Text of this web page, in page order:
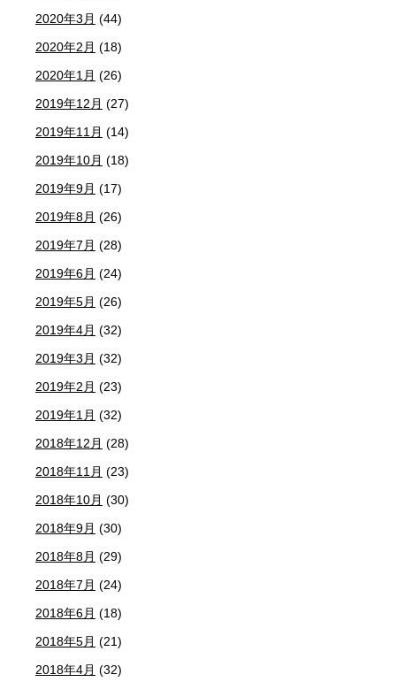
2020年3月 (44)
2020年2月 (18)
2020年1月 (26)
2019年12月 (27)
2019年11月 (14)
2019年10月 (18)
2019年9月 (17)
2019年8月 (26)
2019年7月 (28)
2019年6月 (24)
2019年5月 (26)
2019年4月 (32)
2019年3月 (32)
2019年2月 (23)
2019年1月 (32)
2018年12月 (28)
2018年11月 (23)
2018年10月 (30)
2018年9月 (30)
2018年8月 (29)
2018年7月 (24)
2018年6月 (18)
2018年5月 (21)
2018年4月 (32)